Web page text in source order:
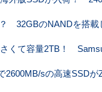
32GBのNANDを搭載
くて容量2TB！
2600MB/sの高速SSDが